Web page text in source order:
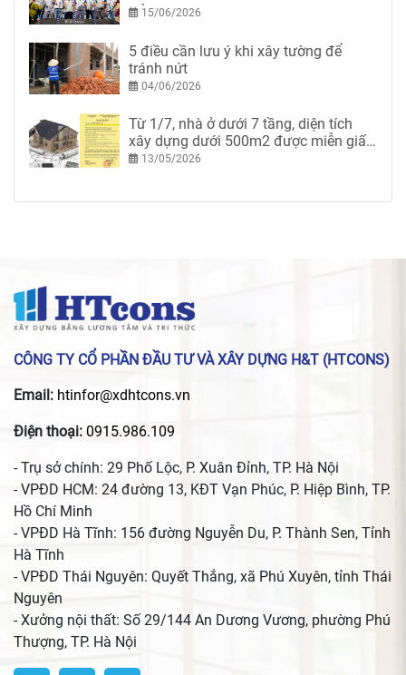
HÒA15/06/2026
5 điều cần lưu ý khi xây tường để
tránh nứt
04/06/2026
Từ 1/7, nhà ở dưới 7 tầng, diện tích
xây dựng dưới 500m2 được miễn giấy
phép xây dựng
13/05/2026
CÔNG TY CỔ PHẦN ĐẦU TƯ VÀ XÂY DỰNG H&T (HTCONS)
Email: htinfor@xdhtcons.vn
Điện thoại: 0915.986.109
- Trụ sở chính: 29 Phố Lộc, P. Xuân Đỉnh, TP. Hà Nội
- VPĐD HCM: 24 đường 13, KĐT Vạn Phúc, P. Hiệp Bình, TP.
Hồ Chí Minh
- VPĐD Hà Tĩnh: 156 đường Nguyễn Du, P. Thành Sen, Tỉnh
Hà Tĩnh
- VPĐD Thái Nguyên: Quyết Thắng, xã Phú Xuyên, tỉnh Thái
Nguyên
- Xưởng nội thất: Số 29/144 An Dương Vương, phường Phú
Thượng, TP. Hà Nội